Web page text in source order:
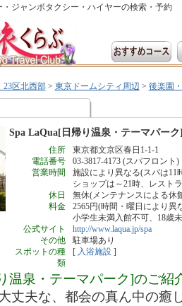
ジャンボタクシー・ハイヤーの検索・予約
23区北西部> 東京ドームシティ周辺 > 後楽園
マパーク]
Spa LaQua[日帰り温泉・テーマパーク
住所
東京都文京区春日1-1-1
電話番号
03-3817-4173 (スパフロント)
営業時間
施設により異なる(スパは11
ショップは～21時、レスト
休日
無休(メンテナンスによる休
料金
2565円(時間・曜日により異
小学生未満入館不可、18歳
公式サイト
http://www.laqua.jp/spa
その他
駐車場あり
スポットの種
類
[ 入浴施設]
温泉・テーマパーク]のご紹
丈夫な、都会の真ん中の癒